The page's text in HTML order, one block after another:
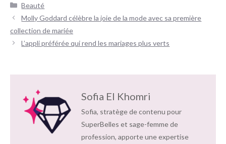
Catégories
Beauté
Navigation
des
Molly Goddard célèbre la joie de la mode avec sa première
collection de mariée
L’appli préférée qui rend les mariages plus verts
Sofia El Khomri
Sofia, stratège de contenu pour
SuperBelles et sage-femme de
profession, apporte une expertise